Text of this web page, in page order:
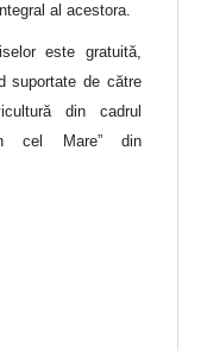
al acestora.
este gratuită,
suportate de către
din cadrul
cel Mare” din